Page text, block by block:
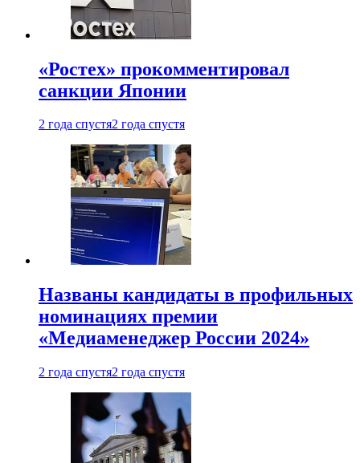
«Ростех» прокомментировал
санкции Японии
2 года спустя2 года спустя
Названы кандидаты в профильных
номинациях премии
«Медиаменеджер России 2024»
2 года спустя2 года спустя